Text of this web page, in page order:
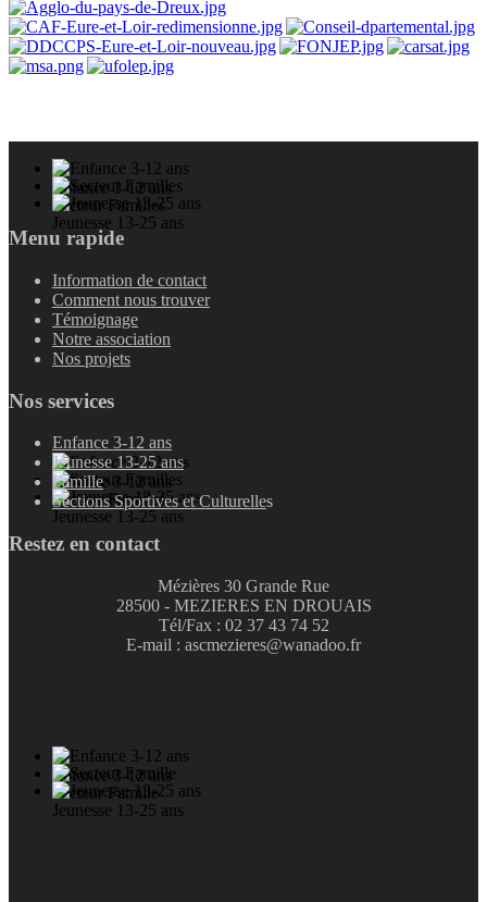
Enfance 3-12 ans
Enfance 3-12 ans
Enfance 3-12 ans
Secteur Familles
Secteur Familles
Secteur Famille
Jeunesse 13-25 ans
Jeunesse 13-25 ans
Jeunesse 13-25 ans
Menu rapide
Information de contact
Comment nous trouver
Témoignage
Notre association
Nos projets
Nos services
Enfance 3-12 ans
Jeunesse 13-25 ans
Famille
Sections Sportives et Culturelles
Restez en contact
Mézières 30 Grande Rue
28500 - MEZIERES EN DROUAIS
Tél/Fax : 02 37 43 74 52
E-mail : ascmezieres@wanadoo.fr